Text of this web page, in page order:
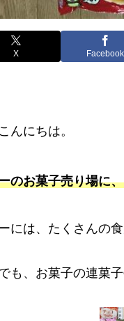
X Facebook
んにちは。
のお菓子売り場に、
には、たくさんの
も、お菓子の連菓